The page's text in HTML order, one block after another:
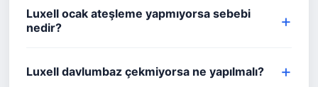
Luxell ocak ateşleme yapmıyorsa sebebi
nedir?
Luxell davlumbaz çekmiyorsa ne yapılmalı?